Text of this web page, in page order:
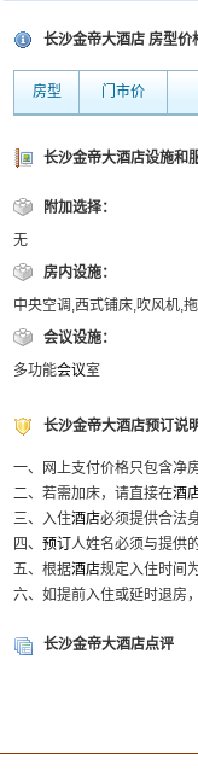
长沙金帝大酒店 房型
房型 门市价
长沙金帝大酒店设施和
附加选择：
无
房内设施：
中央空调,西式铺床,吹风机,
会议设施：
多功能会议室
长沙金帝大酒店预订说
一、网上支付价格只包含净
二、若需加床，请直接在酒
三、入住酒店必须提供合法
四、 预订 人姓名必须与提供
五、根据酒店规定入住时间
六、如提前入住或延时退房
长沙金帝大酒店点评